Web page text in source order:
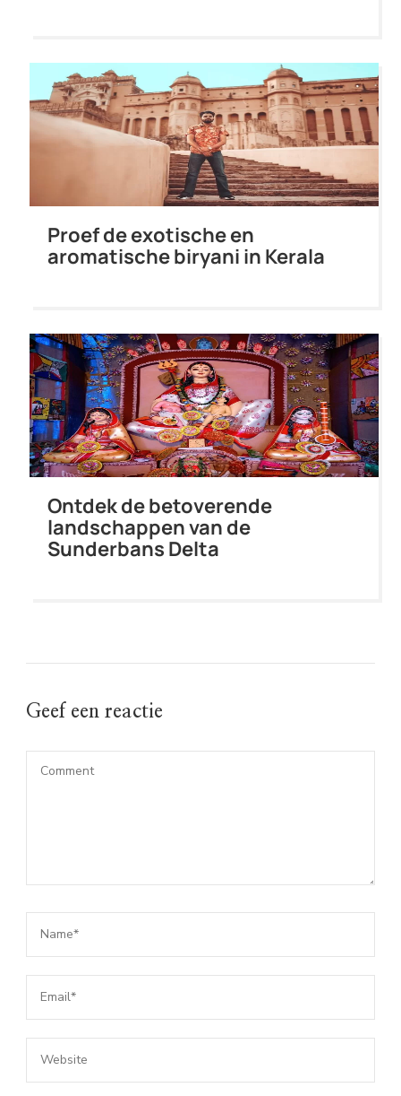
Proef de exotische en
aromatische biryani in Kerala
Ontdek de betoverende
landschappen van de
Sunderbans Delta
Geef een reactie